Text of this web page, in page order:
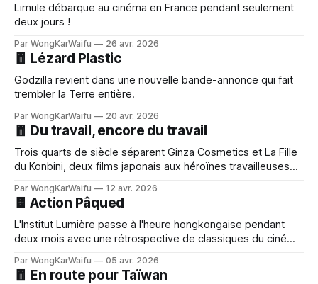
Limule débarque au cinéma en France pendant seulement
deux jours !
Par WongKarWaifu 26 avr. 2026
🧧 Lézard Plastic
Godzilla revient dans une nouvelle bande-annonce qui fait
trembler la Terre entière.
Par WongKarWaifu 20 avr. 2026
🧧 Du travail, encore du travail
Trois quarts de siècle séparent Ginza Cosmetics et La Fille
du Konbini, deux films japonais aux héroïnes travailleuses
Par WongKarWaifu 12 avr. 2026
🍫 Action Pâqued
L'Institut Lumière passe à l'heure hongkongaise pendant
deux mois avec une rétrospective de classiques du cinéma
Par WongKarWaifu 05 avr. 2026
🧧 En route pour Taïwan